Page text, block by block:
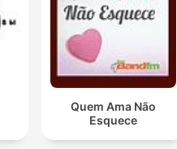
Quem Ama Não
Esquece